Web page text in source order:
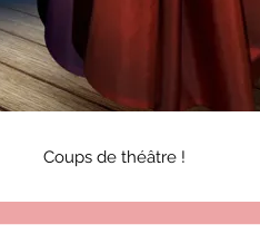
Coups de théâtre !